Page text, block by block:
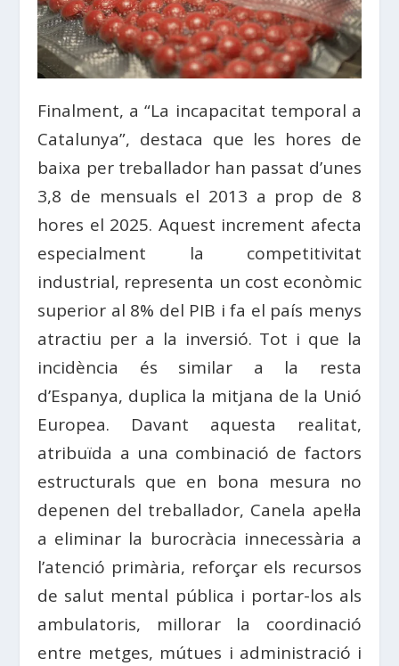
Finalment, a “La incapacitat temporal a
Catalunya”, destaca que les hores de
baixa per treballador han passat d’unes
3,8 de mensuals el 2013 a prop de 8
hores el 2025. Aquest increment afecta
especialment la competitivitat
industrial, representa un cost econòmic
superior al 8% del PIB i fa el país menys
atractiu per a la inversió. Tot i que la
incidència és similar a la resta
d’Espanya, duplica la mitjana de la Unió
Europea. Davant aquesta realitat,
atribuïda a una combinació de factors
estructurals que en bona mesura no
depenen del treballador, Canela apel·la
a eliminar la burocràcia innecessària a
l’atenció primària, reforçar els recursos
de salut mental pública i portar-los als
ambulatoris, millorar la coordinació
entre metges, mútues i administració i